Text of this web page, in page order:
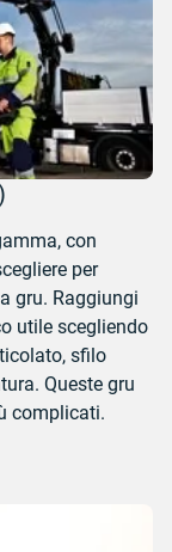
con
per
gru. Raggiungi
utile scegliendo
sfilo
Queste gru
complicati.